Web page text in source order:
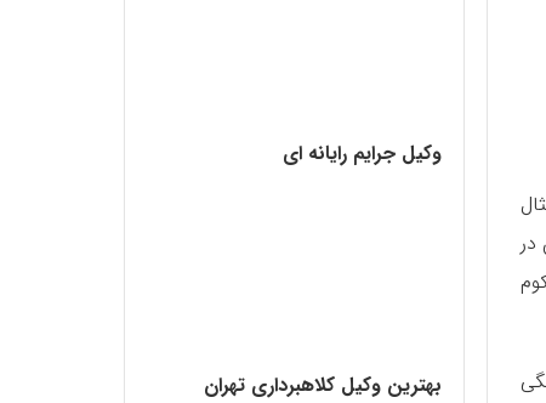
وکیل جرایم رایانه ای
بهترین وکیل کلاهبرداری تهران